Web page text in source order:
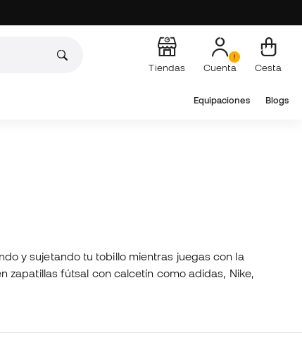
Tiendas Cuenta Cesta
Equipaciones Blogs
y sujetando tu tobillo mientras juegas con la
zapatillas fútsal con calcetín como adidas, Nike,